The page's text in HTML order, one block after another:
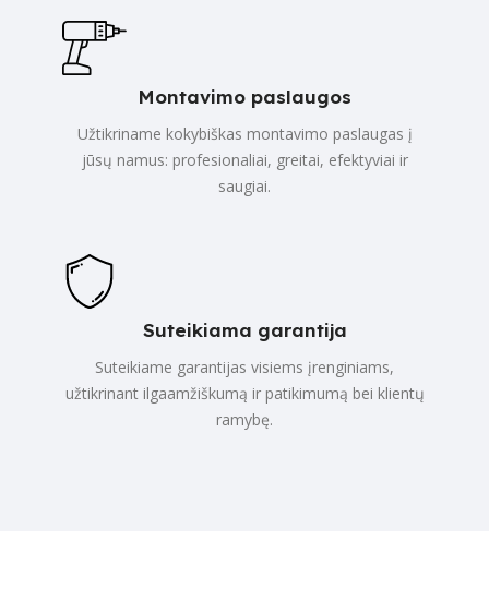
Montavimo paslaugos
Užtikriname kokybiškas montavimo paslaugas į
jūsų namus: profesionaliai, greitai, efektyviai ir
saugiai.
Suteikiama garantija
Suteikiame garantijas visiems įrenginiams,
užtikrinant ilgaamžiškumą ir patikimumą bei klientų
ramybę.